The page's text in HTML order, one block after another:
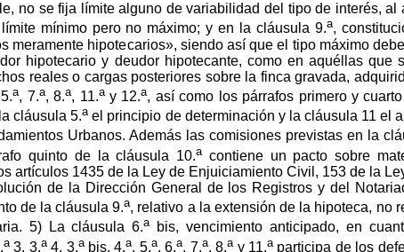
no se fija límite alguno de variabilidad del tipo de interés, al
mínimo pero no máximo; y en la cláusula 9.a,
meramente hipotecarios», siendo así que el tipo máximo
hipotecario y deudor hipotecante, como en aquéllas que
reales o cargas posteriores sobre la finca gravada,
a, 7.a, 8.a, 11.a y 12.a, así como los párrafos primero y
cláusula 5.a el principio de determinación y la cláusula 11 el
Urbanos. Además las comisiones previstas en la
quinto de la cláusula 10.a contiene un pacto sobre
artículos 1435 de la Ley de Enjuiciamiento Civil, 153 de la
de la Dirección General de los Registros y del
de la cláusula 9.a, relativo a la extensión de la hipoteca, no
5) La cláusula 6.a bis, vencimiento anticipado, en
a 3, 3.a 4, 3.a bis, 4.a, 5.a, 6.a, 7.a, 8.a y 11.a participa de los